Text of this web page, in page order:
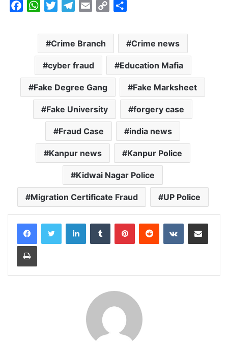
k
W
a
s
A
p
p
i
t
t
e
r
l
e
g
r
a
m
a
i
l
p
L
i
k
a
r
e
Crime Branch Crime news
cyber fraud Education Mafia
Fake Degree Gang Fake Marksheet
Fake University forgery case
Fraud Case india news
Kanpur news Kanpur Police
Kidwai Nagar Police
Migration Certificate Fraud UP Police
LinkedInTumblr PinterestReddit VKontakteShare via Email
Print